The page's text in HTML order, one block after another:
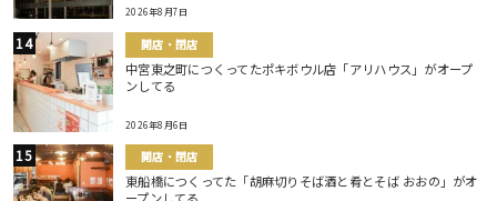
2026年8月7日
開店・閉店
中宮東之町につくってたポキボウル店「アリハウス」がオープ
ンしてる
2026年8月6日
開店・閉店
東船橋につくってた「胡麻切りそば酒と肴とそば おおの」がオ